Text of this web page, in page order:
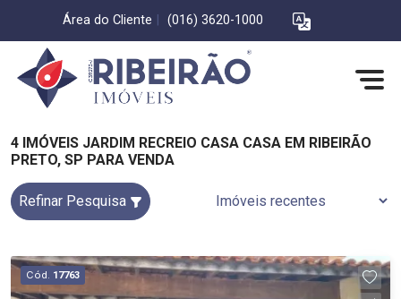
Área do Cliente (016) 3620-1000
4 IMÓVEIS JARDIM RECREIO CASA CASA EM RIBEIRÃO
PRETO, SP PARA VENDA
Refinar Pesquisa
Cód. 17763